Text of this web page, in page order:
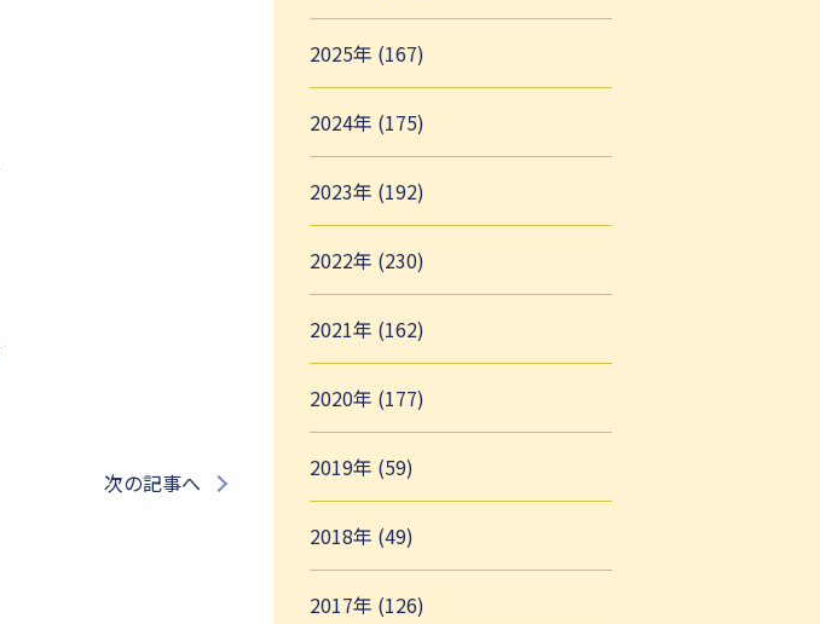
次の記事へ
2025年 (167)
2024年 (175)
2023年 (192)
2022年 (230)
2021年 (162)
2020年 (177)
2019年 (59)
2018年 (49)
2017年 (126)